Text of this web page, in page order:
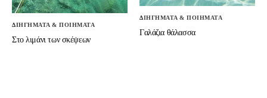
ΔΙΗΓΗΜΑΤΑ & ΠΟΙΗΜΑΤΑ
Στο λιμάνι των σκέψεων
ΔΙΗΓΗΜΑΤΑ & ΠΟΙΗΜΑΤΑ
Γαλάζια θάλασσα